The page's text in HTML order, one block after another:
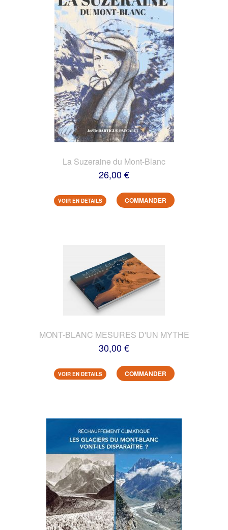
La Suzeraine du Mont-Blanc
26,00 €
VOIR EN DETAILS COMMANDER
MONT-BLANC MESURES D'UN MYTHE
30,00 €
VOIR EN DETAILS COMMANDER